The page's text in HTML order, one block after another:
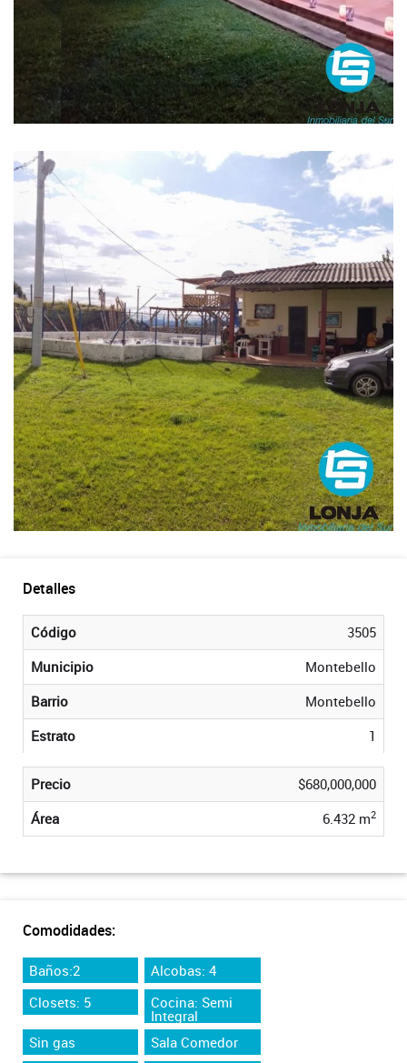
Detalles
Código
3505
Municipio
Montebello
Barrio
Montebello
Estrato
1
Precio
$680,000,000
Área
6.432 m2
Comodidades:
Baños:2
Alcobas: 4
Closets: 5
Cocina: Semi
Integral
Sin gas
Sala Comedor